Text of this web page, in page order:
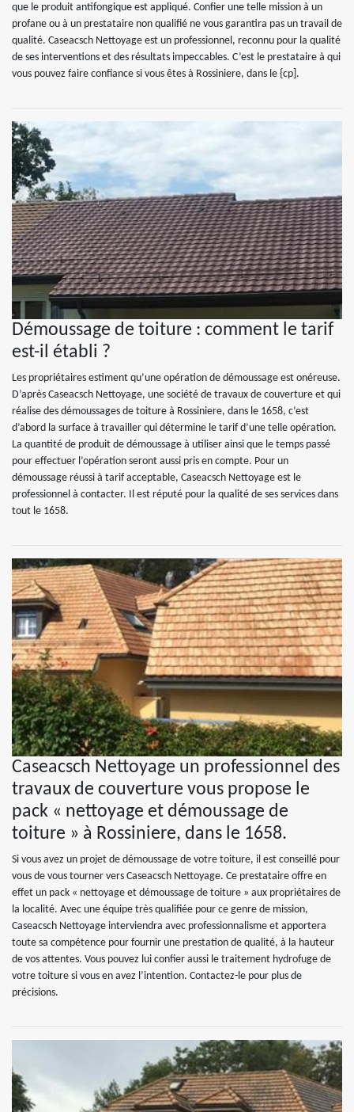
que le produit antifongique est appliqué. Confier une telle mission à un
profane ou à un prestataire non qualifié ne vous garantira pas un travail de
qualité. Caseacsch Nettoyage est un professionnel, reconnu pour la qualité
de ses interventions et des résultats impeccables. C’est le prestataire à qui
vous pouvez faire confiance si vous êtes à Rossiniere, dans le {cp].
Démoussage de toiture : comment le tarif
est-il établi ?
Les propriétaires estiment qu’une opération de démoussage est onéreuse.
D’après Caseacsch Nettoyage, une société de travaux de couverture et qui
réalise des démoussages de toiture à Rossiniere, dans le 1658, c’est
d’abord la surface à travailler qui détermine le tarif d’une telle opération.
La quantité de produit de démoussage à utiliser ainsi que le temps passé
pour effectuer l’opération seront aussi pris en compte. Pour un
démoussage réussi à tarif acceptable, Caseacsch Nettoyage est le
professionnel à contacter. Il est réputé pour la qualité de ses services dans
tout le 1658.
Caseacsch Nettoyage un professionnel des
travaux de couverture vous propose le
pack « nettoyage et démoussage de
toiture » à Rossiniere, dans le 1658.
Si vous avez un projet de démoussage de votre toiture, il est conseillé pour
vous de vous tourner vers Caseacsch Nettoyage. Ce prestataire offre en
effet un pack « nettoyage et démoussage de toiture » aux propriétaires de
la localité. Avec une équipe très qualifiée pour ce genre de mission,
Caseacsch Nettoyage interviendra avec professionnalisme et apportera
toute sa compétence pour fournir une prestation de qualité, à la hauteur
de vos attentes. Vous pouvez lui confier aussi le traitement hydrofuge de
votre toiture si vous en avez l’intention. Contactez-le pour plus de
précisions.